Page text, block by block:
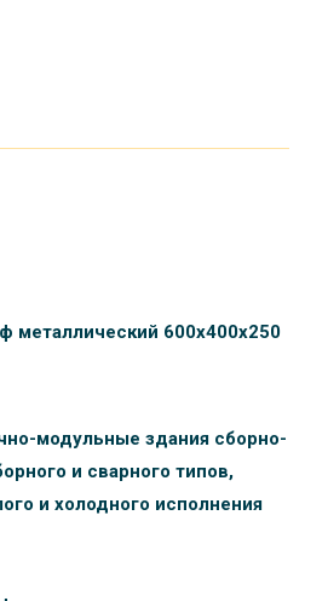
металлический 600х400х250
модульные здания сборно-
и сварного типов,
и холодного исполнения